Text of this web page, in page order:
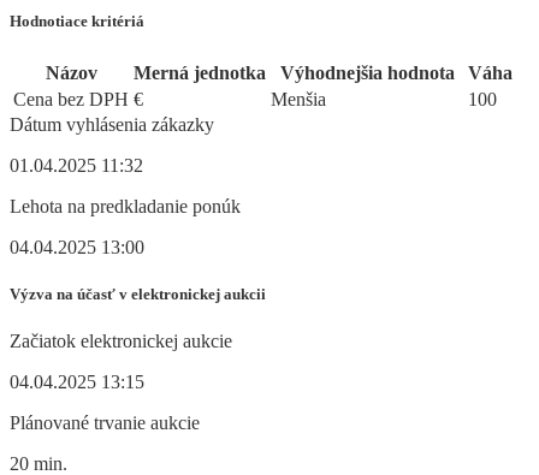
Hodnotiace kritériá
Názov Merná jednotka Výhodnejšia hodnota
Váha
Cena bez DPH € Menšia
100
Dátum vyhlásenia zákazky
01.04.2025 11:32
Lehota na predkladanie ponúk
04.04.2025 13:00
Výzva na účasť v elektronickej aukcii
Začiatok elektronickej aukcie
04.04.2025 13:15
Plánované trvanie aukcie
20 min.